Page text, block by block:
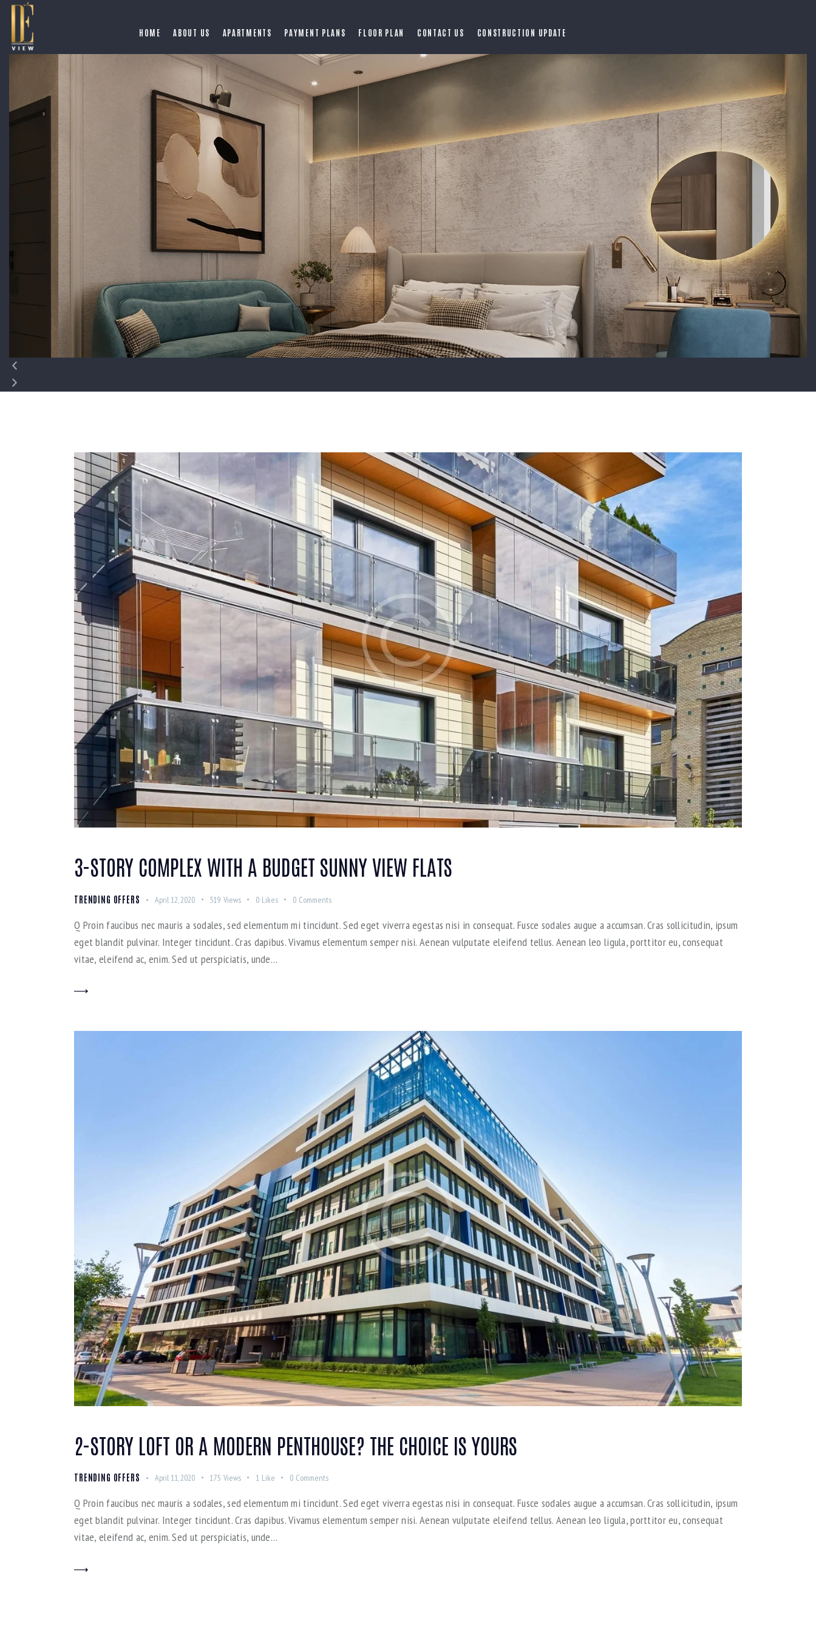
HOME ABOUT US APARTMENTS PAYMENT PLANS FLOOR PLAN CONTACT US CONSTRUCTION UPDATE
3-STORY COMPLEX WITH A BUDGET SUNNY VIEW FLATS
TRENDING OFFERS April 12, 2020 519 Views 0 Likes 0 Comments
Q Proin faucibus nec mauris a sodales, sed elementum mi tincidunt. Sed eget viverra egestas nisi in consequat. Fusce sodales augue a accumsan. Cras sollicitudin, ipsum
eget blandit pulvinar. Integer tincidunt. Cras dapibus. Vivamus elementum semper nisi. Aenean vulputate eleifend tellus. Aenean leo ligula, porttitor eu, consequat
vitae, eleifend ac, enim. Sed ut perspiciatis, unde…
2-STORY LOFT OR A MODERN PENTHOUSE? THE CHOICE IS YOURS
TRENDING OFFERS April 11, 2020 175 Views 1 Like 0 Comments
Q Proin faucibus nec mauris a sodales, sed elementum mi tincidunt. Sed eget viverra egestas nisi in consequat. Fusce sodales augue a accumsan. Cras sollicitudin, ipsum
eget blandit pulvinar. Integer tincidunt. Cras dapibus. Vivamus elementum semper nisi. Aenean vulputate eleifend tellus. Aenean leo ligula, porttitor eu, consequat
vitae, eleifend ac, enim. Sed ut perspiciatis, unde…